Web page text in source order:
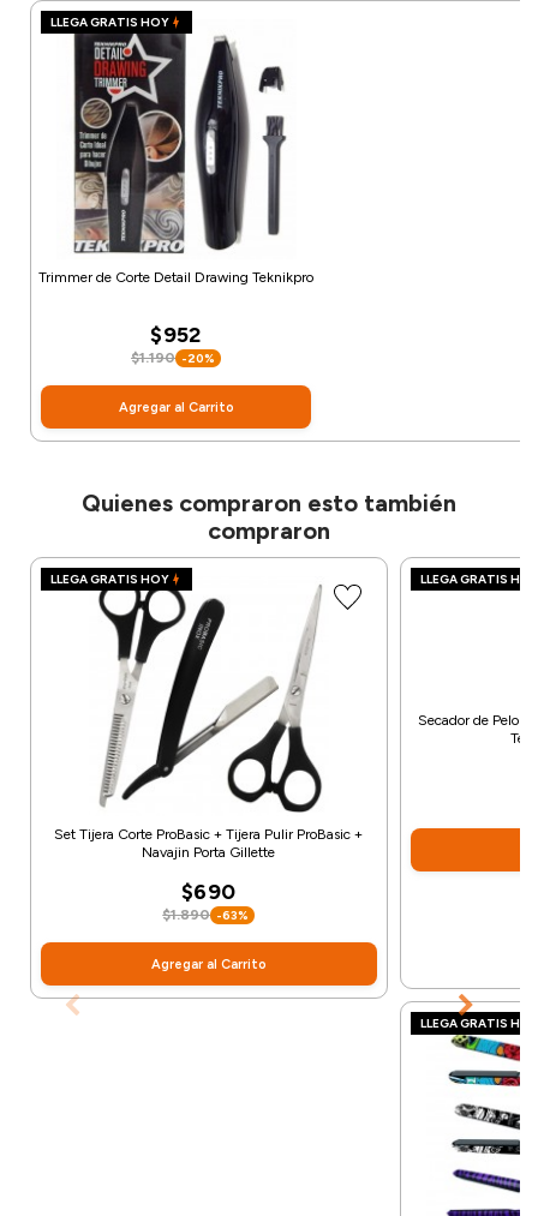
LLEGA GRATIS HOY
Trimmer de Corte Detail Drawing Teknikpro
$952
$1.190 -20%
Agregar al Carrito
Quienes compraron esto también
compraron
LLEGA GRATIS HOY
Set Tijera Corte ProBasic + Tijera Pulir ProBasic +
Navajin Porta Gillette
$690
$1.890 -63%
Agregar al Carrito
LLEGA GRATIS HOY
Secador de Pelo
LLEGA GRATIS HOY